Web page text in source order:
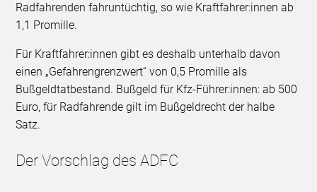
Radfahrenden fahruntüchtig, so wie Kraftfahrer:innen ab
1,1 Promille.
Für Kraftfahrer:innen gibt es deshalb unterhalb davon
einen „Gefahrengrenzwert“ von 0,5 Promille als
Bußgeldtatbestand. Bußgeld für Kfz-Führer:innen: ab 500
Euro, für Radfahrende gilt im Bußgeldrecht der halbe
Satz.
Der Vorschlag des ADFC